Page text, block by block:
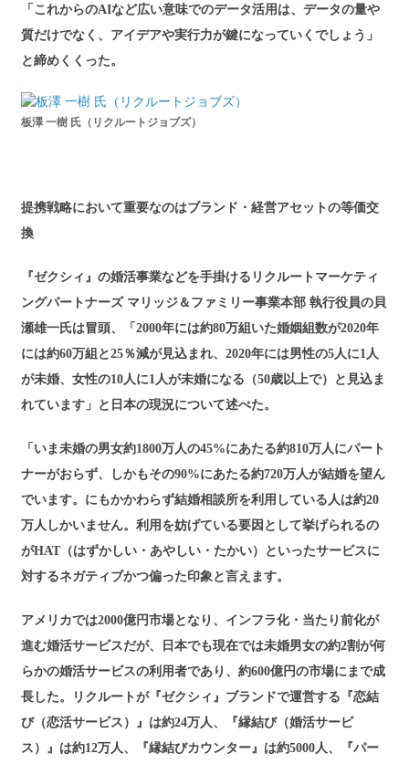
「これからのAIなど広い意味でのデータ活用は、データの量や
質だけでなく、アイデアや実行力が鍵になっていくでしょう」
と締めくくった。
板澤 一樹 氏（リクルートジョブズ）
提携戦略において重要なのはブランド・経営アセットの等価交
換
『ゼクシィ』の婚活事業などを手掛けるリクルートマーケティ
ングパートナーズ マリッジ＆ファミリー事業本部 執行役員の貝
瀬雄一氏は冒頭、「2000年には約80万組いた婚姻組数が2020年
には約60万組と25％減が見込まれ、2020年には男性の5人に1人
が未婚、女性の10人に1人が未婚になる（50歳以上で）と見込ま
れています」と日本の現況について述べた。
「いま未婚の男女約1800万人の45%にあたる約810万人にパート
ナーがおらず、しかもその90%にあたる約720万人が結婚を望ん
でいます。にもかかわらず結婚相談所を利用している人は約20
万人しかいません。利用を妨げている要因として挙げられるの
がHAT（はずかしい・あやしい・たかい）といったサービスに
対するネガティブかつ偏った印象と言えます。
アメリカでは2000億円市場となり、インフラ化・当たり前化が
進む婚活サービスだが、日本でも現在では未婚男女の約2割が何
らかの婚活サービスの利用者であり、約600億円の市場にまで成
長した。リクルートが『ゼクシィ』ブランドで運営する『恋結
び（恋活サービス）』は約24万人、『縁結び（婚活サービ
ス）』は約12万人、『縁結びカウンター』は約5000人、『パー